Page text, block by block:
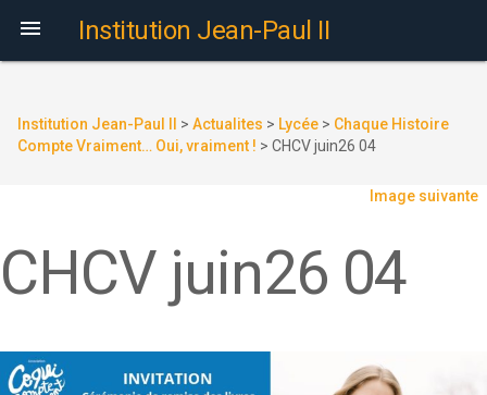
 Institution Jean-Paul II
Institution Jean-Paul II > Actualites > Lycée > Chaque Histoire
Compte Vraiment… Oui, vraiment ! > CHCV juin26 04
Image suivante
CHCV juin26 04